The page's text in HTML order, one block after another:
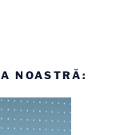
NOASTRĂ: